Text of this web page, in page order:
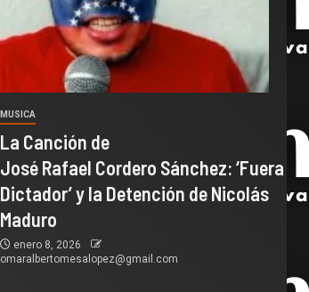
MUSICA
La Canción de
José Rafael Cordero Sánchez: ‘Fuera
Dictador’ y la Detención de Nicolás
Maduro
enero 8, 2026
omaralbertomesalopez@gmail.com